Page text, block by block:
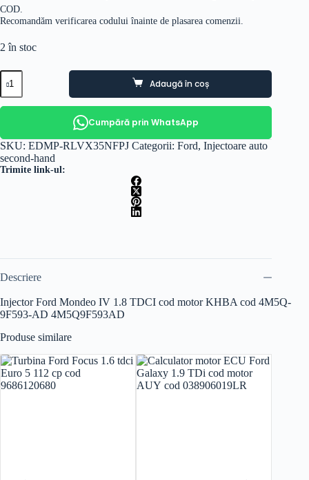
COD.
Recomandăm verificarea codului înainte de plasarea comenzii.
2 în stoc
Cantitate
Injector
Ford
Mondeo
TDCI
cod
motor
Adaugă în coș
Cumpără prin WhatsApp
SKU: EDMP-RLVX35NFPJ Categorii: Ford, Injectoare auto
second-hand
Trimite link-ul:
Descriere
Injector Ford Mondeo IV 1.8 TDCI cod motor KHBA cod 4M5Q-
9F593-AD 4M5Q9F593AD
Produse similare